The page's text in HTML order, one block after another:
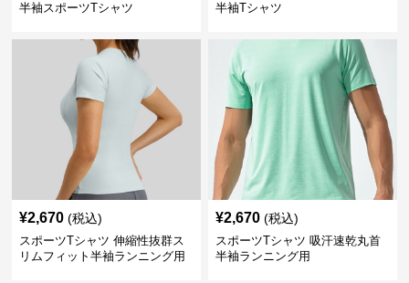
半袖スポーツTシャツ
半袖Tシャツ
¥2,670 (税込)
スポーツTシャツ 伸縮性抜群ス
リムフィット半袖ランニング用
¥2,670 (税込)
スポーツTシャツ 吸汗速乾丸首
半袖ランニング用